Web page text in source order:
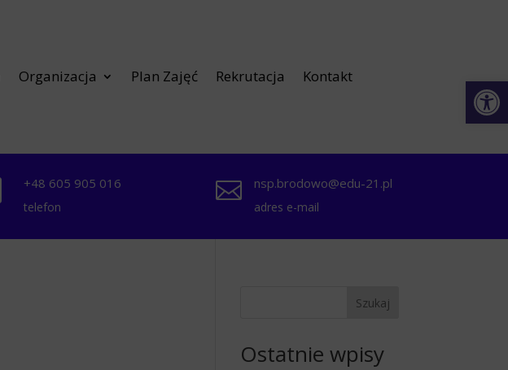
Organizacja Plan Zajęć Rekrutacja Kontakt
+48 ‭605 905 016‬
telefon
 nsp.brodowo@edu-21.pl
adres e-mail
Szukaj
Ostatnie wpisy